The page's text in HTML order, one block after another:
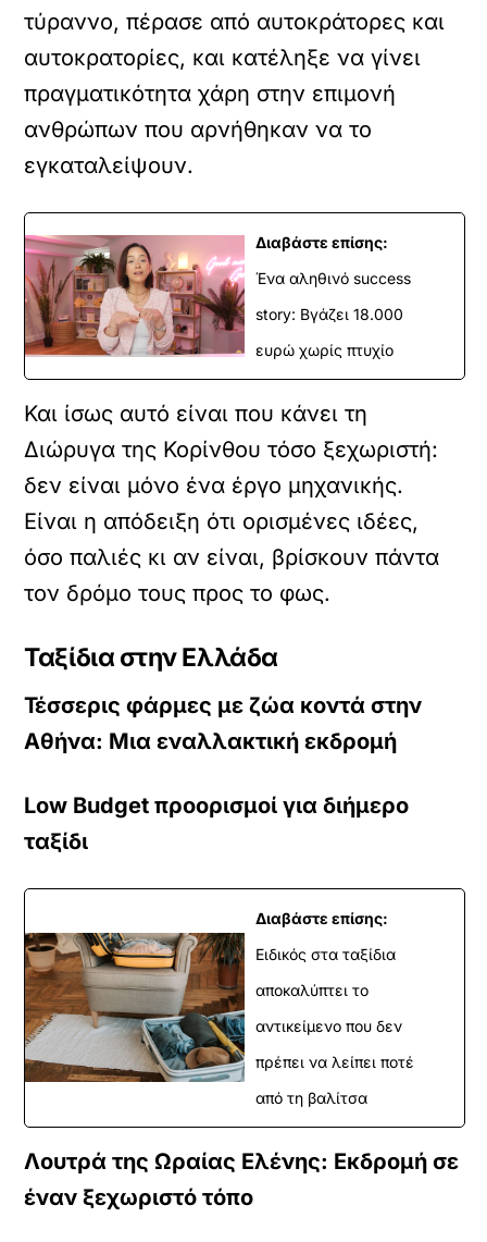
τύραννο, πέρασε από αυτοκράτορες και
αυτοκρατορίες, και κατέληξε να γίνει
πραγματικότητα χάρη στην επιμονή
ανθρώπων που αρνήθηκαν να το
εγκαταλείψουν.
Διαβάστε επίσης:
Ένα αληθινό success
story: Βγάζει 18.000
ευρώ χωρίς πτυχίο
Και ίσως αυτό είναι που κάνει τη
Διώρυγα της Κορίνθου τόσο ξεχωριστή:
δεν είναι μόνο ένα έργο μηχανικής.
Είναι η απόδειξη ότι ορισμένες ιδέες,
όσο παλιές κι αν είναι, βρίσκουν πάντα
τον δρόμο τους προς το φως.
Ταξίδια στην Ελλάδα
Τέσσερις φάρμες με ζώα κοντά στην
Αθήνα: Μια εναλλακτική εκδρομή
Low Budget προορισμοί για διήμερο
ταξίδι
Διαβάστε επίσης:
Ειδικός στα ταξίδια
αποκαλύπτει το
αντικείμενο που δεν
πρέπει να λείπει ποτέ
από τη βαλίτσα
Λουτρά της Ωραίας Ελένης: Εκδρομή σε
έναν ξεχωριστό τόπο